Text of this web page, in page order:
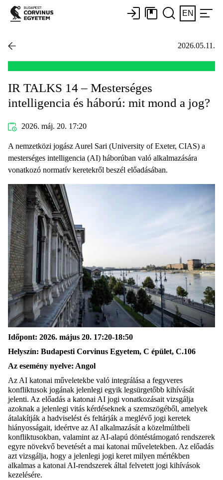
EN
2026.05.11.
IR TALKS 14 – Mesterséges
intelligencia és háború: mit mond a jog?
2026. máj. 20. 17:20
A nemzetközi jogász Aurel Sari (University of Exeter, CIAS) a
mesterséges intelligencia (AI) háborúban való alkalmazására
vonatkozó normatív keretekről beszél előadásában.
Időpont: 2026. május 20. 17:20-18:50
Helyszín: Budapesti Corvinus Egyetem, C épület, C.106
Az esemény nyelve: Angol
Az AI katonai műveletekbe való integrálása a fegyveres
konfliktusok jogának jelenlegi egyik legsürgetőbb kihívását
jelenti. Az előadás a katonai AI jogi vonatkozásait vizsgálja
azoknak a jelenlegi vitás kérdéseknek a szemszögéből, amelyek
átalakítják a hadviselést és feltárják a meglévő jogi keretek
hiányosságait, ideértve az AI alkalmazását a közelmúltbeli
konfliktusokban, valamint az AI-alapú döntéstámogató rendszerek
egyre növekvő bevetését a mai katonai műveletekben. Az előadás
azt vizsgálja, hogy a jelenlegi jogi keret milyen mértékben
alkalmas a katonai AI-rendszerek által felvetett jogi kihívások
kezelésére.